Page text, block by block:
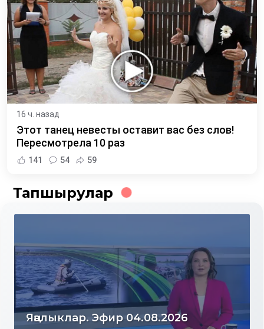
16 ч. назад
Этот танец невесты оставит вас без слов!
Пересмотрела 10 раз
141 54 59
Тапшырулар
Яңалыклар. Эфир 04.08.2026